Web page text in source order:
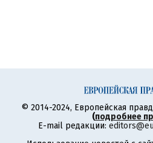
© 2014-2024, Европейская
(подробнее
E-mail редакции: